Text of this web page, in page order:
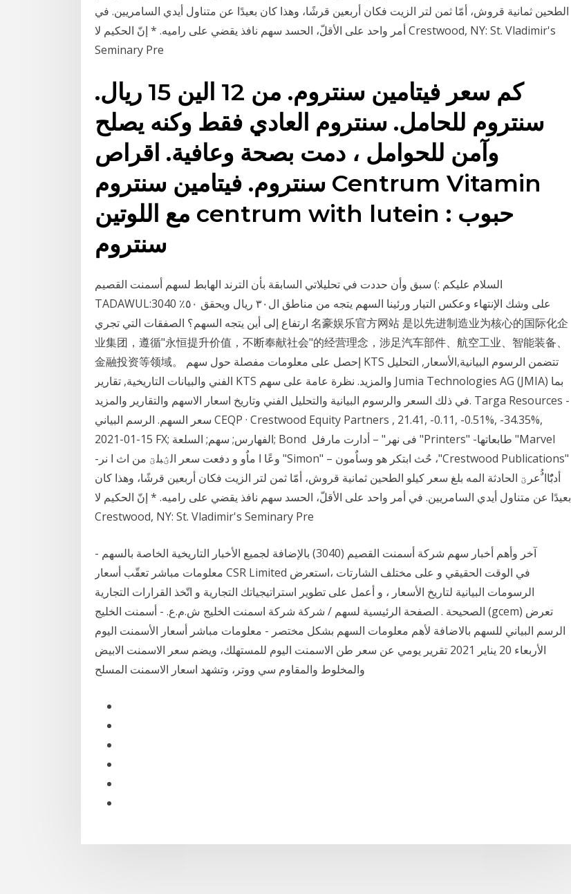
الطحين ثمانية قروش، أمّا ثمن لتر الزيت فكان أربعين قرشًا، وهذا كان بعيدًا عن متناول أيدي السامريين. في
أمر واحد على الأقلّ، الحسد سهم نافذ يقضي على راميه. * إنّ الحكيم لا Crestwood, NY: St. Vladimir's
Seminary Pre
كم سعر فيتامين سنتروم. من 12 الين 15 ريال.
سنتروم للحامل. سنتروم العادي فقط وكنه يصلح
وآمن للحوامل ، دمت بصحة وعافية. اقراص
سنتروم. فيتامين سنتروم Centrum Vitamin
مع اللوتين centrum with lutein : حبوب
سنتروم
السلام عليكم :) سبق وأن حددت في تحليلاتي السابقة بأن الترند الهابط لسهم أسمنت القصيم
TADAWUL:3040 على وشك الإنتهاء وعكس التيار ورئينا السهم يتجه من مناطق ال٣٠ ريال ويحقق ٥٠٪
ارتفاع إلى أين يتجه السهم؟ الصفقات التي تجري 名豪娱乐官方网站 是以先进制造业为核心的国际化企
业集团，遵循"永恒提升价值，不断奉献社会"的经营理念，涉足汽车部件、航空工业、智能装备、
金融投资等领域。 إحصل على معلومات مفصلة حول سهم KTS تتضمن الرسوم البيانية,الأسعار, التحليل
الفني والبيانات التاريخية, تقارير KTS والمزيد. نظرة عامة على سهم Jumia Technologies AG (JMIA) بما
في ذلك السعر والرسوم البيانية والتحليل الفني وتاريخ اسعار الاسهم والتقارير والمزيد. Targa Resources -
سعر السهم. الرسم البياني CEQP · Crestwood Equity Partners , 21.41, -0.11, -0.51%, -34.35%,
2021-01-15 FX; الفهارس; سهم; السلعة; Bond أدارت مارفل – "‪ "Marvel‬طابعاتها‪ "Printers" -‬فى نهر
ماٌو و دفعت سعر ‫الؽبلؾ من اث ا‬ نر‪-‬ ‫"‪ ،"Crestwood Publications‬حٌث ابتكر هو وساٌمون – "‪ "Simon‬وعًا ا
أدبًٌاا ٌُعرؾ‬ الحادثة المه بلغ سعر كيلو الطحين ثمانية قروش، أمّا ثمن لتر الزيت فكان أربعين قرشًا، وهذا كان
بعيدًا عن متناول أيدي السامريين. في أمر واحد على الأقلّ، الحسد سهم نافذ يقضي على راميه. * إنّ الحكيم لا
Crestwood, NY: St. Vladimir's Seminary Pre
آخر وأهم أخبار سهم شركة أسمنت القصيم (3040) بالإضافة لجميع الأخبار التاريخية الخاصة بالسهم -
معلومات مباشر تعقّب أسعار CSR Limited في الوقت الحقيقي و على مختلف الشارتات ،استعرض
الرسومات البيانية لتاريخ الأسعار ، و أعمل على تطوير استراتيجياتك التجارية و اتّخذ القرارات التجارية
الصحيحة . الصفحة الرئيسية لسهم / شركة شركة اسمنت الخليج ش.م.ع. - أسمنت الخليج (gcem) تعرض
الرسم البياني للسهم بالاضافة لأهم معلومات السهم بشكل مختصر - معلومات مباشر أسعار الأسمنت اليوم
الأربعاء 20 يناير 2021 تقرير يومي عن سعر طن الاسمنت اليوم للمستهلك، ويضم سعر الاسمنت الابيض
والمخلوط والمقاوم سي ووتر، وتشهد اسعار الاسمنت المسلح